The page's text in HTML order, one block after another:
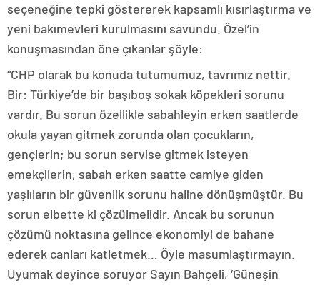
seçeneğine tepki göstererek kapsamlı kısırlaştırma ve
yeni bakımevleri kurulmasını savundu. Özel’in
konuşmasından öne çıkanlar şöyle:
“CHP olarak bu konuda tutumumuz, tavrımız nettir.
Bir: Türkiye’de bir başıboş sokak köpekleri sorunu
vardır. Bu sorun özellikle sabahleyin erken saatlerde
okula yayan gitmek zorunda olan çocukların,
gençlerin; bu sorun servise gitmek isteyen
emekçilerin, sabah erken saatte camiye giden
yaşlıların bir güvenlik sorunu haline dönüşmüştür. Bu
sorun elbette ki çözülmelidir. Ancak bu sorunun
çözümü noktasına gelince ekonomiyi de bahane
ederek canları katletmek… Öyle masumlaştırmayın.
Uyumak deyince soruyor Sayın Bahçeli, ‘Güneşin